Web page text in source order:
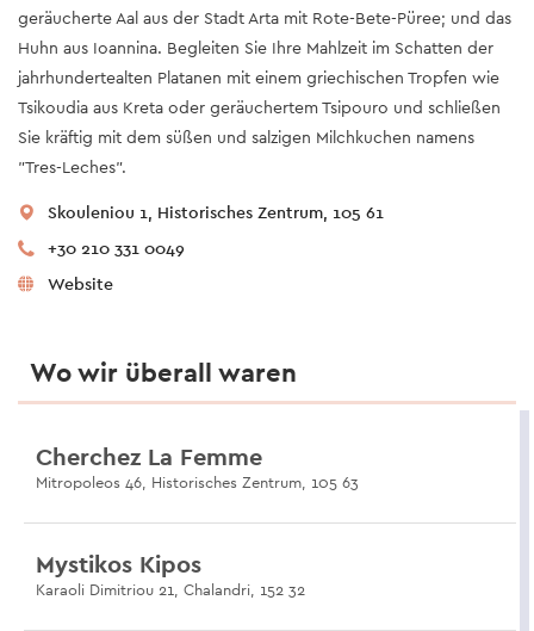
geräucherte Aal aus der Stadt Arta mit Rote-Bete-Püree; und das
Huhn aus Ioannina. Begleiten Sie Ihre Mahlzeit im Schatten der
jahrhundertealten Platanen mit einem griechischen Tropfen wie
Tsikoudia aus Kreta oder geräuchertem Tsipouro und schließen
Sie kräftig mit dem süßen und salzigen Milchkuchen namens
"Tres-Leches".
Skouleniou 1, Historisches Zentrum, 105 61
+30 210 331 0049
Website
Wo wir überall waren
Cherchez La Femme
Mitropoleos 46, Historisches Zentrum, 105 63
Mystikos Kipos
Karaoli Dimitriou 21, Chalandri, 152 32